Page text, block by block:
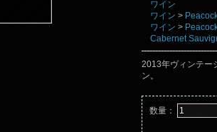
ワイン
ワイン >
ワイン >
Cabernet
2013年ヴィンテー
ン。
数量：